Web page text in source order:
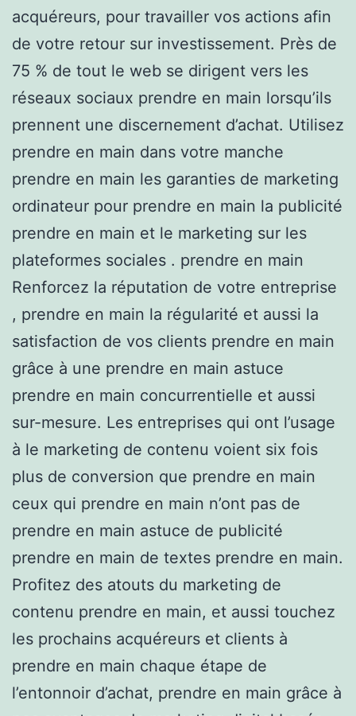
acquéreurs, pour travailler vos actions afin
de votre retour sur investissement. Près de
75 % de tout le web se dirigent vers les
réseaux sociaux prendre en main lorsqu’ils
prennent une discernement d’achat. Utilisez
prendre en main dans votre manche
prendre en main les garanties de marketing
ordinateur pour prendre en main la publicité
prendre en main et le marketing sur les
plateformes sociales . prendre en main
Renforcez la réputation de votre entreprise
, prendre en main la régularité et aussi la
satisfaction de vos clients prendre en main
grâce à une prendre en main astuce
prendre en main concurrentielle et aussi
sur-mesure. Les entreprises qui ont l’usage
à le marketing de contenu voient six fois
plus de conversion que prendre en main
ceux qui prendre en main n’ont pas de
prendre en main astuce de publicité
prendre en main de textes prendre en main.
Profitez des atouts du marketing de
contenu prendre en main, et aussi touchez
les prochains acquéreurs et clients à
prendre en main chaque étape de
l’entonnoir d’achat, prendre en main grâce à